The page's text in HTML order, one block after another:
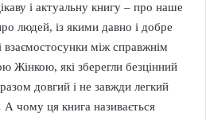
і актуальну книгу – про наше
людей, із якими давно і добре
взаємостосунки між справжнім
Жінкою, які зберегли безцінний
довгий і не завжди легкий
чому ця книга називається